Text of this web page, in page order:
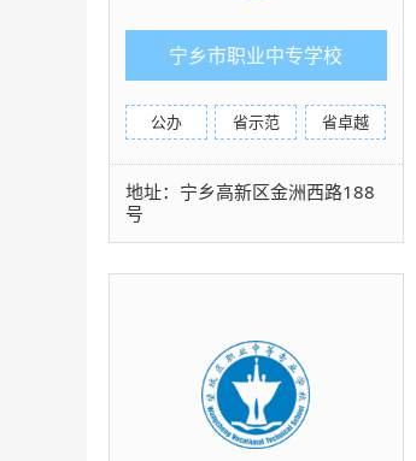
宁乡市职业中专学校
公办 省示范 省卓越
地址：宁乡高新区金洲西路188
号